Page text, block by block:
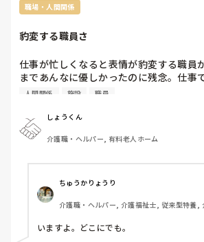
職場・人間関係
豹変する職員さ
仕事が忙しくなると表情が豹変する職員
まであんなに優しかったのに残念。仕事
て、できない職員には冷たい態度。僕に
も限界かもしれない。
人間関係 施設 職員
しょうくん
介護職・ヘルパー, 有料老人ホーム
ちゅうかりょうり
介護職・ヘルパー, 介護福祉士, 従来型特養,
いますよ。どこにでも。